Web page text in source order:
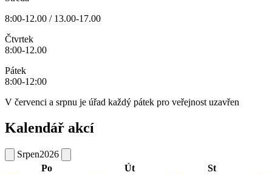
8:00-12.00 / 13.00-17.00
Čtvrtek
8:00-12.00
Pátek
8:00-12:00
V červenci a srpnu je úřad každý pátek pro veřejnost uzavřen
Kalendář akcí
Srpen2026
Po
Út
St